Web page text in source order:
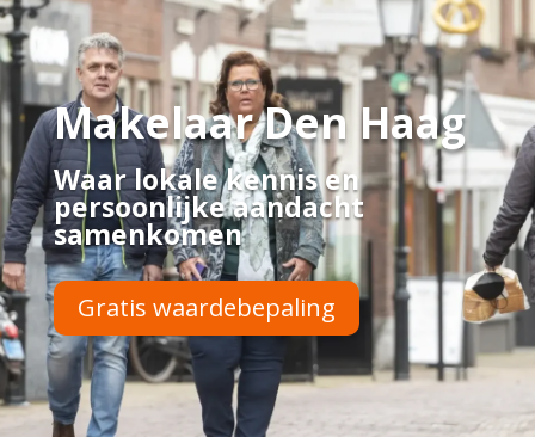
Makelaar Den Haag
Waar lokale kennis en
persoonlijke aandacht
samenkomen
Gratis waardebepaling